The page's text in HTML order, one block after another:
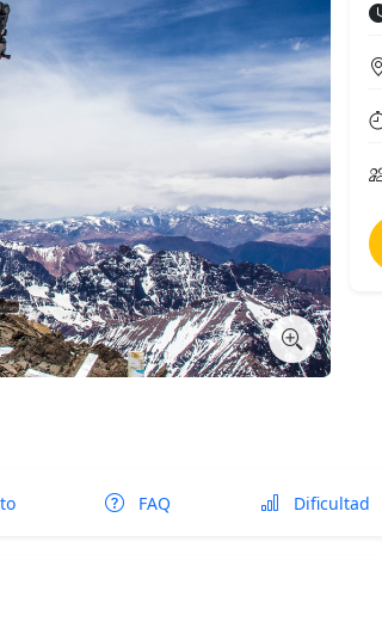
FAQ Dificultad